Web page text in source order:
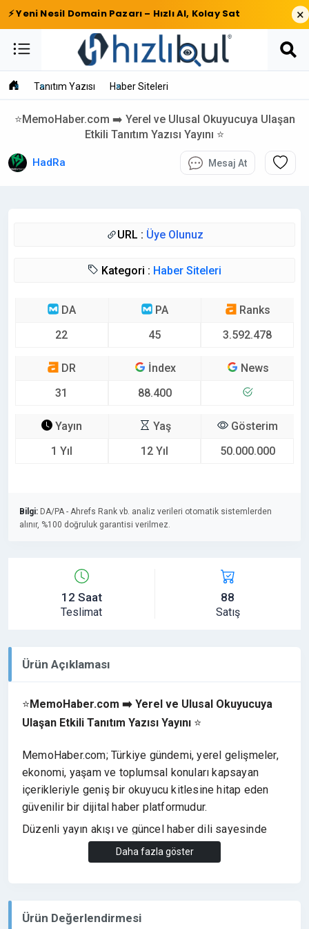
⚡ Yeni Nesil Domain Pazarı – Hızlı Al, Kolay Sat ×
Tanıtım Yazısı Haber Siteleri
⭐MemoHaber.com ➡️ Yerel ve Ulusal Okuyucuya Ulaşan
Etkili Tanıtım Yazısı Yayını ⭐
HadRa Mesaj At
URL : Üye Olunuz
Kategori : Haber Siteleri
DA
22
PA
45
Ranks
3.592.478
DR
31
İndex
88.400
News
Yayın
1 Yıl
Yaş
12 Yıl
Gösterim
50.000.000
Bilgi: DA/PA - Ahrefs Rank vb. analiz verileri otomatik sistemlerden
alınır, %100 doğruluk garantisi verilmez.
12 Saat
Teslimat
88
Satış
Ürün Açıklaması
⭐MemoHaber.com ➡️ Yerel ve Ulusal Okuyucuya
Ulaşan Etkili Tanıtım Yazısı Yayını ⭐
MemoHaber.com; Türkiye gündemi, yerel gelişmeler,
ekonomi, yaşam ve toplumsal konuları kapsayan
içerikleriyle geniş bir okuyucu kitlesine hitap eden
güvenilir bir dijital haber platformudur.
Düzenli yayın akışı ve güncel haber dili sayesinde
doğru hedef kitleye ulaşmasını, dijital
bilinirlik kazanmasını ve güvenilir bir medya
eklenmektedir.
Daha fazla göster
Ürün Değerlendirmesi